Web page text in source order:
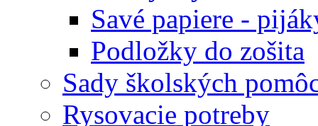
Savé papiere -
Podložky do zošita
Sady školských
Rysovacie potreby